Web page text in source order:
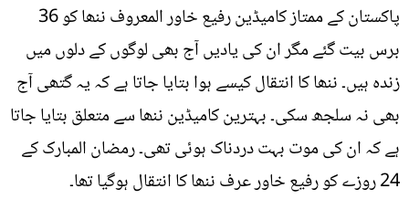
پاکستان کے ممتاز کامیڈین رفیع خاور المعروف ننھا کو 36
برس بیت گئے مگر ان کی یادیں آج بھی لوگوں کے دلوں میں
زندہ ہیں۔ ننھا کا انتقال کیسے ہوا بتایا جاتا ہے کہ یہ گتھی آج
بھی نہ سلجھ سکی۔ بہترین کامیڈین ننھا سے متعلق بتایا جاتا
ہے کہ ان کی موت بہت دردناک ہوئی تھی۔ رمضان المبارک کے
24 روزے کو رفیع خاور عرف ننھا کا انتقال ہوگیا تھا۔